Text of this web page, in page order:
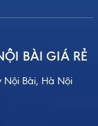
BÀI GIÁ RẺ
Nội Bài, Hà Nội